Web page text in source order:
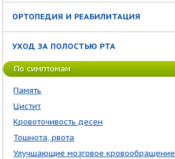
ОРТОПЕДИЯ И РЕАБИЛИТАЦИЯ
УХОД ЗА ПОЛОСТЬЮ РТА
По симптомам
Память
Цистит
Кровоточивость десен
Тошнота, рвота
Улучшающие мозговое кровообращение